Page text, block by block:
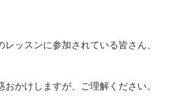
レッスンに参加されている皆さん、
おかけしますが、ご理解ください。